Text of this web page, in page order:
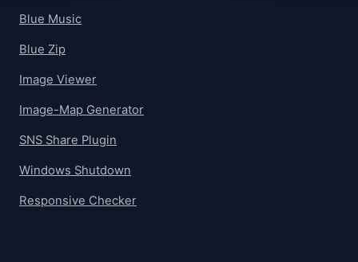
Blue Music
Blue Zip
Image Viewer
Image-Map Generator
SNS Share Plugin
Windows Shutdown
Responsive Checker